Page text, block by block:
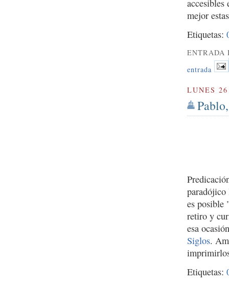
accesibles
mejor
Etiquetas:
ENTRADA
entrada
LUNES
paradójico
es posible
retiro y
esa
Siglos.
Etiquetas: